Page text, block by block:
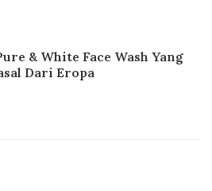
& White Face Wash Yang
Dari Eropa